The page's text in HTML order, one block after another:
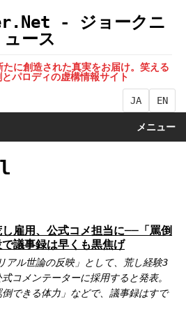
- ジョークニ
ュース
創造された真実をお届け。笑える
パロディの虚構情報サイト
JA EN
メニュー
し雇用、公式コメ担当に──「罵倒
議事録は早くも黒焦げ
アル世論の反映」として、荒し経験3
コメンテーターに採用すると発表。
できる体力」などで、議事録はすで